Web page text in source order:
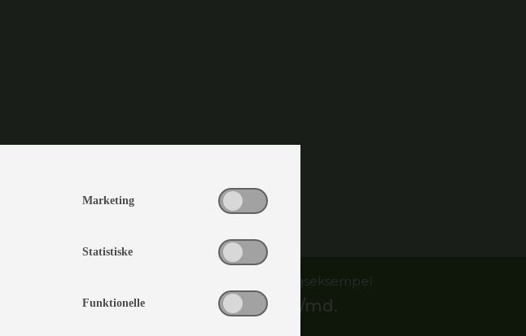
kr
Finansieringseksempel
7.781,- kr/md.
Marketing
Statistiske
Funktionelle